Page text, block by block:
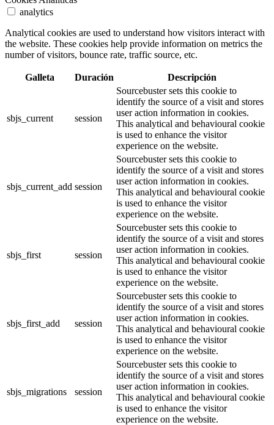
analytics
Analytical cookies are used to understand how visitors interact with
the website. These cookies help provide information on metrics the
number of visitors, bounce rate, traffic source, etc.
Galleta Duración Descripción
sbjs_current session
Sourcebuster sets this cookie to
identify the source of a visit and stores
user action information in cookies.
This analytical and behavioural cookie
is used to enhance the visitor
experience on the website.
sbjs_current_add session
Sourcebuster sets this cookie to
identify the source of a visit and stores
user action information in cookies.
This analytical and behavioural cookie
is used to enhance the visitor
experience on the website.
sbjs_first session
Sourcebuster sets this cookie to
identify the source of a visit and stores
user action information in cookies.
This analytical and behavioural cookie
is used to enhance the visitor
experience on the website.
sbjs_first_add session
Sourcebuster sets this cookie to
identify the source of a visit and stores
user action information in cookies.
This analytical and behavioural cookie
is used to enhance the visitor
experience on the website.
sbjs_migrations session
Sourcebuster sets this cookie to
identify the source of a visit and stores
user action information in cookies.
This analytical and behavioural cookie
is used to enhance the visitor
experience on the website.